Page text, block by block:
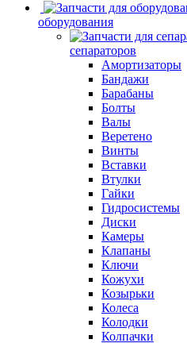
оборудования
сепараторов
Амортизаторы
Бандажи
Барабаны
Болты
Валы
Веретено
Винты
Вставки
Втулки
Гайки
Гидросистемы
Диски
Камеры
Клапаны
Ключи
Кожухи
Козырьки
Колеса
Колодки
Колпачки